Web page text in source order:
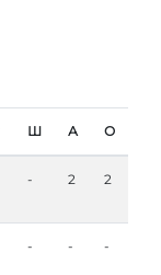
Ш А О
- 2 2
- - -